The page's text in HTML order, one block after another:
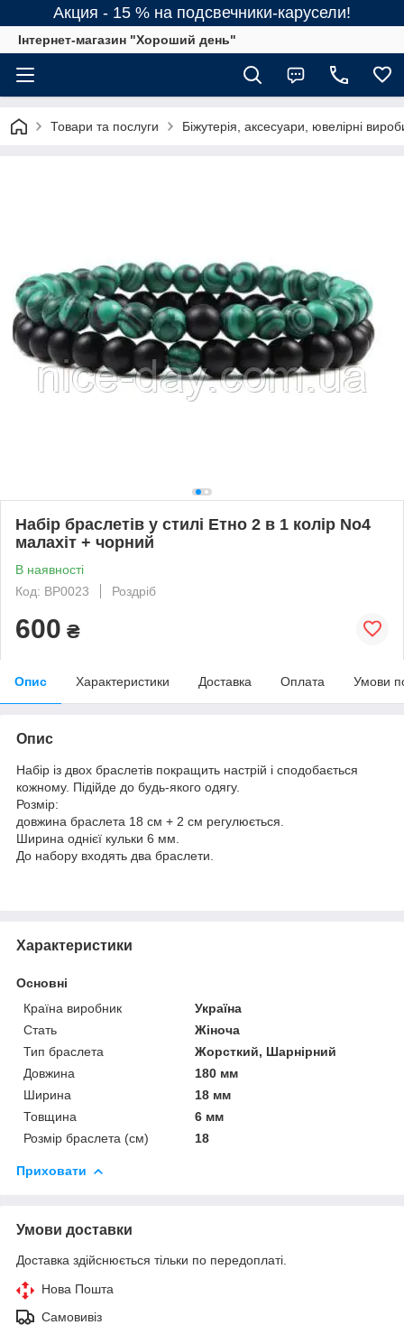
Акция - 15 % на подсвечники-карусели!
Інтернет-магазин "Хороший день"
Товари та послуги Біжутерія, аксесуари, ювелірні
Набір браслетів у стилі Етно 2 в 1 колір No4
малахіт + чорний
В наявності
Код: ВР0023
Роздріб
600 ₴
Опис Характеристики Доставка Оплата Умови
Опис
Набір із двох браслетів покращить настрій і сподобається
кожному. Підійде до будь-якого одягу.
Розмір:
довжина браслета 18 см + 2 см регулюється.
Ширина однієї кульки 6 мм.
До набору входять два браслети.
Характеристики
Основні
Країна виробник
Україна
Стать
Жіноча
Тип браслета
Жорсткий, Шарнірний
Довжина
180 мм
Ширина
18 мм
Товщина
6 мм
Розмір браслета (см)
18
Приховати
Умови доставки
Доставка здійснюється тільки по передоплаті.
Нова Пошта
Самовивіз